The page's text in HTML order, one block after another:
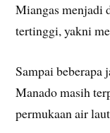
Miangas menjadi
tertinggi, yakni
Sampai beberapa
Manado masih
permukaan air